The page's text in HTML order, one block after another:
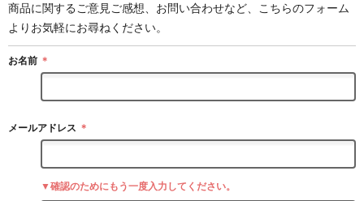
商品に関するご意見ご感想、お問い合わせなど、こちらのフォーム
よりお気軽にお尋ねください。
お名前 ＊
メールアドレス ＊
▼確認のためにもう一度入力してください。